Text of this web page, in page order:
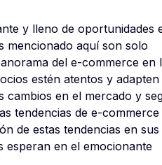
y lleno de oportunidades
mencionado aquí son solo
del e-commerce en
estén atentos y adapten
cambios en el mercado y
tendencias de e-
de estas tendencias en sus
esperan en el emocionante